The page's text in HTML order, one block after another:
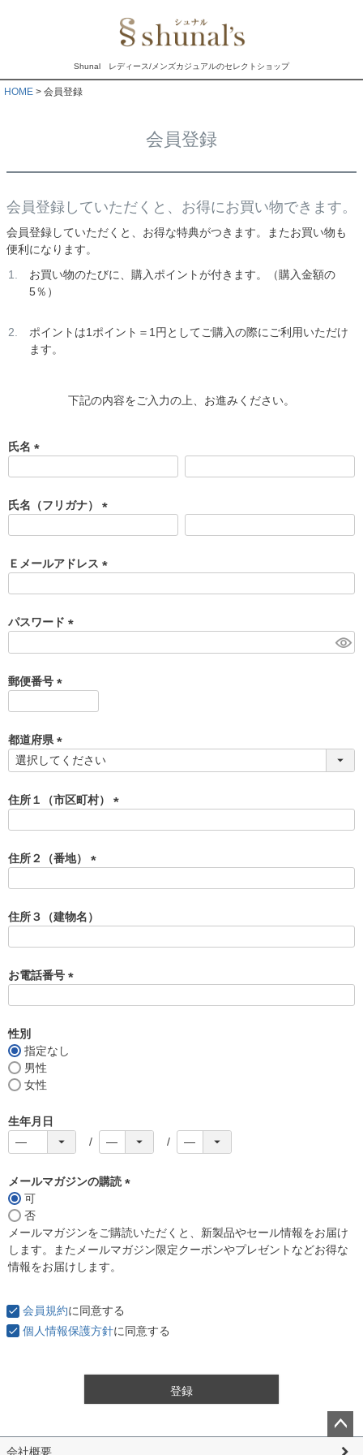
Shunal レディース/メンズカジュアルのセレクトショップ
HOME 会員登録
会員登録
会員登録していただくと、お得にお買い物できます。
会員登録していただくと、お得な特典がつきます。またお買い物も
便利になります。
お買い物のたびに、購入ポイントが付きます。（購入金額の
5％）
ポイントは1ポイント＝1円としてご購入の際にご利用いただけ
ます。
下記の内容をご入力の上、お進みください。
氏名
須
)
氏名（フリガナ）
須
)
Ｅメールアドレス
)
パスワード
)
郵便番号
須
)
都道府県
(
須
)
住所１（市区町村）
)
住所２（番地）
須
)
住所３（建物名）
お電話番号
性別
指定なし
男性
女性
生年月日
メールマガジンの購読
須
)
可
否
メールマガジンをご購読いただくと、新製品やセール情報をお届け
します。またメールマガジン限定クーポンやプレゼントなどお得な
情報をお届けします。
会員規約に同意する
個人情報保護方針に同意する
登録
ペー
会社概要